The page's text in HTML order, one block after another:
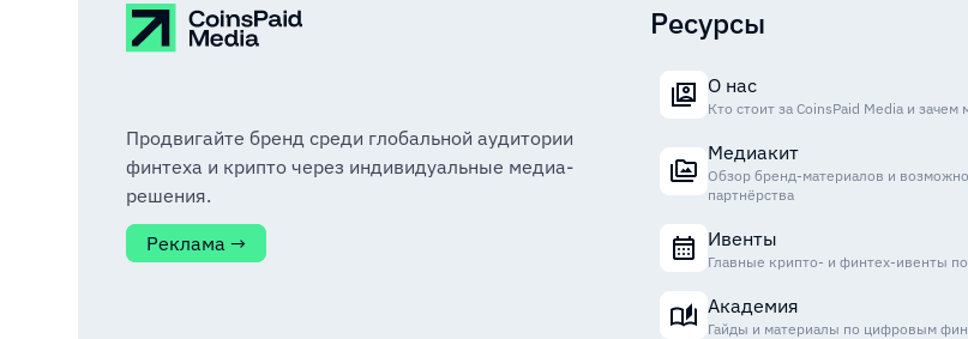
Продвигайте бренд среди глобальной аудитории
финтеха и крипто через индивидуальные медиа-
решения.
Реклама →
Ресурсы
О нас
Кто стоит за CoinsPaid Media и
Медиакит
Обзор бренд-материалов и
партнёрства
Ивенты
Главные крипто- и финтех-ивенты
Академия
Гайды и материалы по цифровым